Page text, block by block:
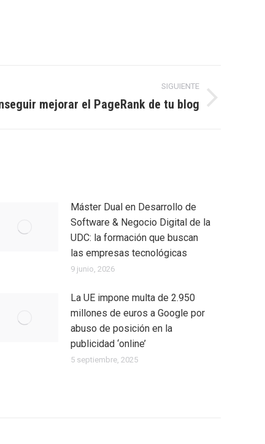
SIGUIENTE
mejorar el PageRank de tu blog
Máster Dual en Desarrollo de
Software & Negocio Digital de la
UDC: la formación que buscan
las empresas tecnológicas
9 junio, 2026
La UE impone multa de 2.950
millones de euros a Google por
abuso de posición en la
publicidad ‘online’
5 septiembre, 2025